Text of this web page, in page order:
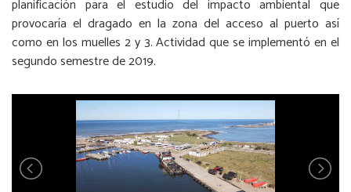
planificación para el estudio del impacto ambiental que
provocaría el dragado en la zona del acceso al puerto así
como en los muelles 2 y 3. Actividad que se implementó en el
segundo semestre de 2019.